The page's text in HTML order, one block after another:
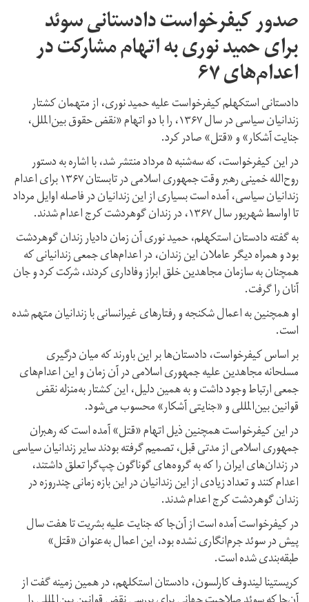
صدور کیفرخواست دادستانی سوئد
برای حمید نوری به اتهام مشارکت در
اعدام‌های ۶۷
دادستانی استکهلم کیفرخواست علیه حمید نوری، از متهمان کشتار
زندانیان سیاسی در سال ۱۳۶۷، را با دو اتهام «نقض حقوق بین‌الملل،
جنایت آشکار» و «قتل» صادر کرد.
در این کیفرخواست، که سه‌شنبه ۵ مرداد منتشر شد، با اشاره به دستور
روح‌الله خمینی رهبر وقت جمهوری اسلامی در تابستان ۱۳۶۷ برای اعدام
زندانیان سیاسی، آمده است بسیاری از این زندانیان در فاصله اوایل مرداد
تا اواسط شهریور سال ۱۳۶۷، در زندان گوهردشت کرج اعدام شدند.
به گفته دادستان استکهلم، حمید نوری آن زمان دادیار زندان گوهردشت
بود و همراه دیگر عاملان این زندان، در اعدام‌های جمعی زندانیانی که
همچنان به سازمان مجاهدین خلق ابراز وفاداری کردند، شرکت کرد و جان
آنان را گرفت.
او همچنین به اعمال شکنجه و رفتارهای غیرانسانی با زندانیان متهم شده
است.
بر اساس کیفرخواست، دادستان‌ها بر این باورند که میان درگیری
مسلحانه مجاهدین علیه جمهوری اسلامی در آن زمان و این اعدام‌های
جمعی ارتباط وجود داشت و به همین دلیل، این کشتار به‌منزله نقض
قوانین بین‌المللی و «جنایتی آشکار» محسوب می‌شود.
در این کیفرخواست همچنین ذیل اتهام «قتل» آمده است که رهبران
جمهوری اسلامی از مدتی قبل، تصمیم گرفته بودند سایر زندانیان سیاسی
در زندان‌های ایران را که به گروه‌های گوناگون چپ‌گرا تعلق داشتند،
اعدام کنند و تعداد زیادی از این زندانیان در این بازه زمانی چندروزه در
زندان گوهردشت کرج اعدام شدند.
در کیفرخواست آمده است از آن‌جا که جنایت علیه بشریت تا هفت سال
پیش در سوئد جرم‌انگاری نشده بود، این اعمال به‌عنوان «قتل»
طبقه‌بندی شده است.
کریستینا لیندوف کارلسون، دادستان استکلهم، در همین زمینه گفت از